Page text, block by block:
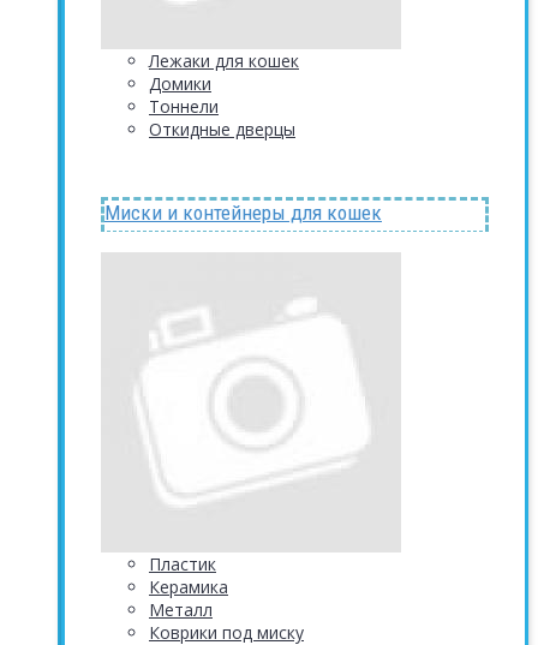
Лежаки для кошек
Домики
Тоннели
Откидные дверцы
Миски и контейнеры для кошек
Пластик
Керамика
Металл
Коврики под миску